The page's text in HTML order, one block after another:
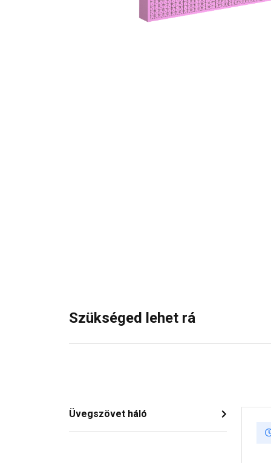
Szükséged lehet rá
Üvegszövet háló